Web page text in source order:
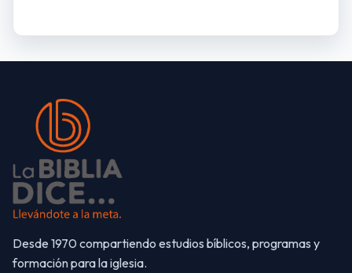
Desde 1970 compartiendo estudios bíblicos, programas y
formación para la iglesia.